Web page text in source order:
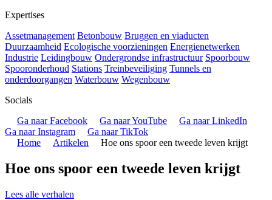
Expertises
Assetmanagement Betonbouw Bruggen en viaducten
Duurzaamheid Ecologische voorzieningen Energienetwerken
Industrie Leidingbouw Ondergrondse infrastructuur Spoorbouw
Spooronderhoud Stations Treinbeveiliging Tunnels en
onderdoorgangen Waterbouw Wegenbouw
Socials
Ga naar Facebook
Ga naar YouTube
Ga naar LinkedIn
Ga naar Instagram
Ga naar TikTok
Home
Artikelen Hoe ons spoor een tweede leven krijgt
Hoe ons spoor een tweede leven krijgt
Lees alle verhalen